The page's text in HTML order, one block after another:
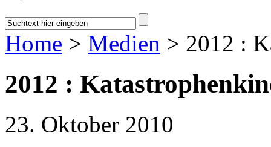
Home > Medien > 2012 :
2012 :
23. Oktober 2010